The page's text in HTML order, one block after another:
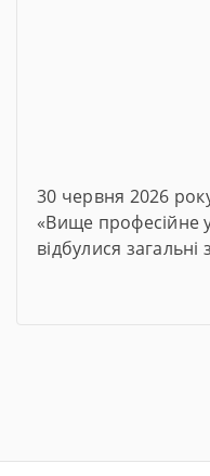
30 червня 2026
«Вище професійне
відбулися
прозвітувала про
зіткнутися, […]